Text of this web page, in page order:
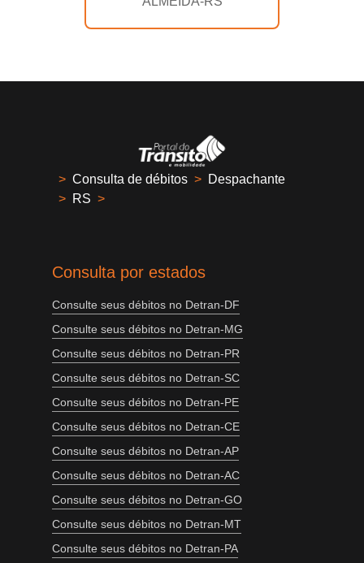
> Consulta de débitos > Despachante
> RS >
Consulta por estados
Consulte seus débitos no Detran-DF
Consulte seus débitos no Detran-MG
Consulte seus débitos no Detran-PR
Consulte seus débitos no Detran-SC
Consulte seus débitos no Detran-PE
Consulte seus débitos no Detran-CE
Consulte seus débitos no Detran-AP
Consulte seus débitos no Detran-AC
Consulte seus débitos no Detran-GO
Consulte seus débitos no Detran-MT
Consulte seus débitos no Detran-PA